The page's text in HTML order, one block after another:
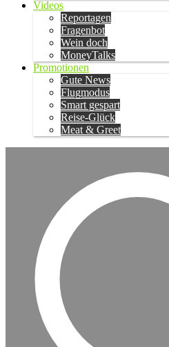
Videos
Reportagen
Fragenbot
Wein doch
MoneyTalks
Promotionen
Gute News
Flugmodus
Smart gespart
Reise-Glück
Meat & Greet